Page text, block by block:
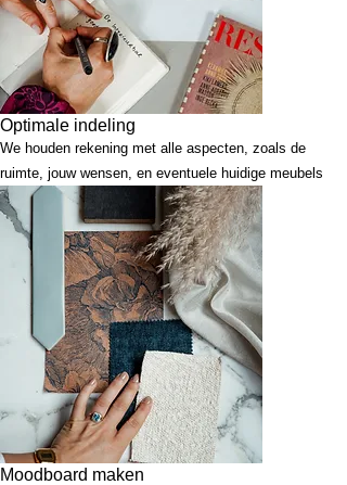
Optimale indeling
We houden rekening met alle aspecten, zoals de
ruimte, jouw wensen, en eventuele huidige meubels
Moodboard maken